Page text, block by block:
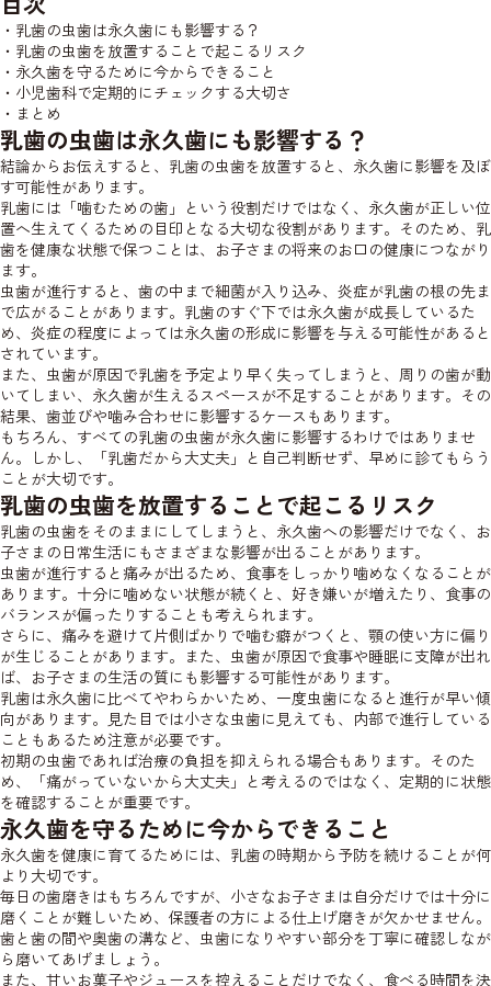
・乳歯の虫歯は永久歯にも影響する？
・乳歯の虫歯を放置することで起こるリスク
・永久歯を守るために今からできること
・小児歯科で定期的にチェックする大切さ
・まとめ
乳歯の虫歯は永久歯にも影響する？
結論からお伝えすると、乳歯の虫歯を放置すると、永久歯に影響を及ぼ
す可能性があります。
乳歯には「噛むための歯」という役割だけではなく、永久歯が正しい位
置へ生えてくるための目印となる大切な役割があります。そのため、乳
歯を健康な状態で保つことは、お子さまの将来のお口の健康につながり
ます。
虫歯が進行すると、歯の中まで細菌が入り込み、炎症が乳歯の根の先ま
で広がることがあります。乳歯のすぐ下では永久歯が成長しているた
め、炎症の程度によっては永久歯の形成に影響を与える可能性があると
されています。
また、虫歯が原因で乳歯を予定より早く失ってしまうと、周りの歯が動
いてしまい、永久歯が生えるスペースが不足することがあります。その
結果、歯並びや噛み合わせに影響するケースもあります。
もちろん、すべての乳歯の虫歯が永久歯に影響するわけではありませ
ん。しかし、「乳歯だから大丈夫」と自己判断せず、早めに診てもらう
ことが大切です。
乳歯の虫歯を放置することで起こるリスク
乳歯の虫歯をそのままにしてしまうと、永久歯への影響だけでなく、お
子さまの日常生活にもさまざまな影響が出ることがあります。
虫歯が進行すると痛みが出るため、食事をしっかり噛めなくなることが
あります。十分に噛めない状態が続くと、好き嫌いが増えたり、食事の
バランスが偏ったりすることも考えられます。
さらに、痛みを避けて片側ばかりで噛む癖がつくと、顎の使い方に偏り
が生じることがあります。また、虫歯が原因で食事や睡眠に支障が出れ
ば、お子さまの生活の質にも影響する可能性があります。
乳歯は永久歯に比べてやわらかいため、一度虫歯になると進行が早い傾
向があります。見た目では小さな虫歯に見えても、内部で進行している
こともあるため注意が必要です。
初期の虫歯であれば治療の負担を抑えられる場合もあります。そのた
め、「痛がっていないから大丈夫」と考えるのではなく、定期的に状態
を確認することが重要です。
永久歯を守るために今からできること
永久歯を健康に育てるためには、乳歯の時期から予防を続けることが何
より大切です。
毎日の歯磨きはもちろんですが、小さなお子さまは自分だけでは十分に
磨くことが難しいため、保護者の方による仕上げ磨きが欠かせません。
歯と歯の間や奥歯の溝など、虫歯になりやすい部分を丁寧に確認しなが
ら磨いてあげましょう。
また、甘いお菓子やジュースを控えることだけでなく、食べる時間を決